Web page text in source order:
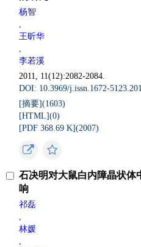
杨智
,
王昕华
,
李若溪
2011, 11(12):2082-2084.
DOI: 10.3969/j.issn.1672-
[摘要](1603)
[HTML](0)
[PDF 368.69 K](2007)
石决明对大鼠白内障晶状体
响
祁磊
,
林媛
,